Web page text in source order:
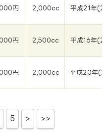
円 2,000cc 平成21年
円 2,500cc 平成16年
円 2,000cc 平成20年
5 > >>